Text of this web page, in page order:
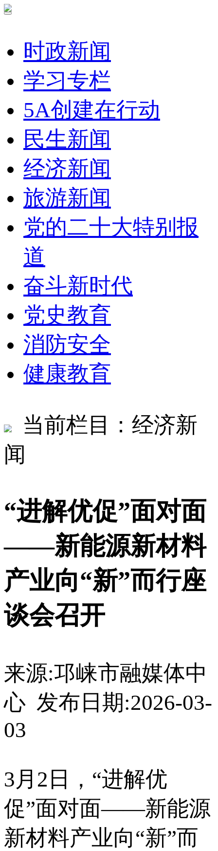
时政新闻
学习专栏
5A创建在行动
民生新闻
经济新闻
旅游新闻
党的二十大特别报
道
奋斗新时代
党史教育
消防安全
健康教育
当前栏目：经济新
闻
“进解优促”面对面
——新能源新材料
产业向“新”而行座
谈会召开
来源:邛崃市融媒体中
心 发布日期:2026-03-
03
3月2日，“进解优
促”面对面——新能源
新材料产业向“新”而